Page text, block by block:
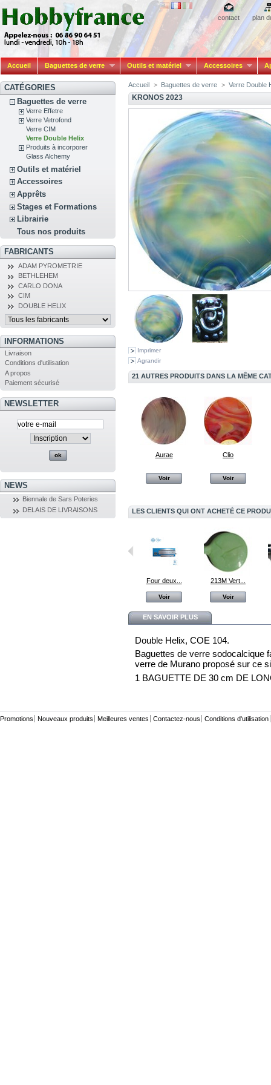
contact plan
Accueil Baguettes de verre Outils et matériel Accessoires
CATÉGORIES
Baguettes de verre
Verre Effetre
Verre Vetrofond
Verre CIM
Verre Double Helix
Produits à incorporer
Glass Alchemy
Outils et matériel
Accessoires
Apprêts
Stages et Formations
Librairie
Tous nos produits
FABRICANTS
ADAM PYROMETRIE
BETHLEHEM
CARLO DONA
CIM
DOUBLE HELIX
INFORMATIONS
Livraison
Conditions d'utilisation
A propos
Paiement sécurisé
NEWSLETTER
NEWS
Biennale de Sars Poteries
DELAIS DE LIVRAISONS
Accueil > Baguettes de verre > Verre Double
KRONOS 2023
Imprimer
Agrandir
21 AUTRES PRODUITS DANS LA MÊME
Aurae
Voir
Clio
Voir
LES CLIENTS QUI ONT ACHETÉ CE
Four deux...
Voir
213M Vert...
Voir
EN SAVOIR PLUS
Double Helix, COE 104.
Baguettes de verre sodocalcique
verre de Murano proposé sur ce
1 BAGUETTE DE 30 cm DE
Promotions Nouveaux produits Meilleures ventes Contactez-nous Conditions d'utilisation